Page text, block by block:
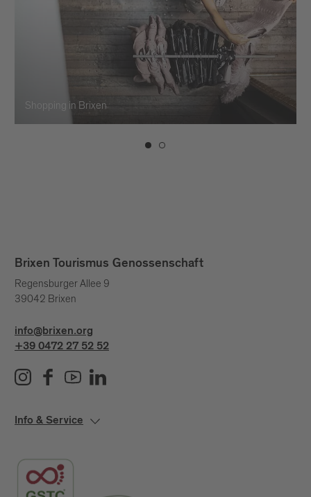
Shopping in Brixen
Brixen Tourismus Genossenschaft
Regensburger Allee 9
39042 Brixen
info@brixen.org
+39 0472 27 52 52
Info & Service